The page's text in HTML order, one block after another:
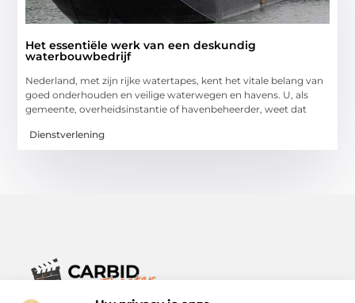
Het essentiële werk van een deskundig
waterbouwbedrijf
Nederland, met zijn rijke watertapes, kent het vitale belang van
goed onderhouden en veilige waterwegen en havens. U, als
gemeente, overheidsinstantie of havenbeheerder, weet dat
Dienstverlening